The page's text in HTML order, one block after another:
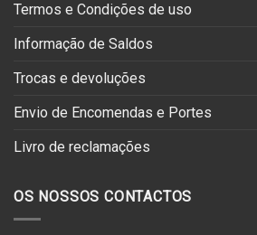
Termos e Condições de uso
Informação de Saldos
Trocas e devoluções
Envio de Encomendas e Portes
Livro de reclamações
OS NOSSOS CONTACTOS